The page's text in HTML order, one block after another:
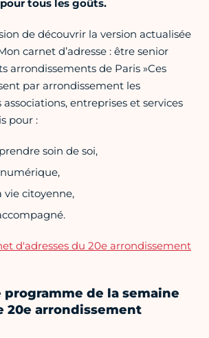
tous les goûts.
de découvrir la version actualisée
carnet d’adresse : être senior
arrondissements de Paris »Ces
par arrondissement les
entreprises et services
pour :
soin de soi,
vie citoyenne,
d'adresses du 20e arrondissement
programme de la semaine
20e arrondissement